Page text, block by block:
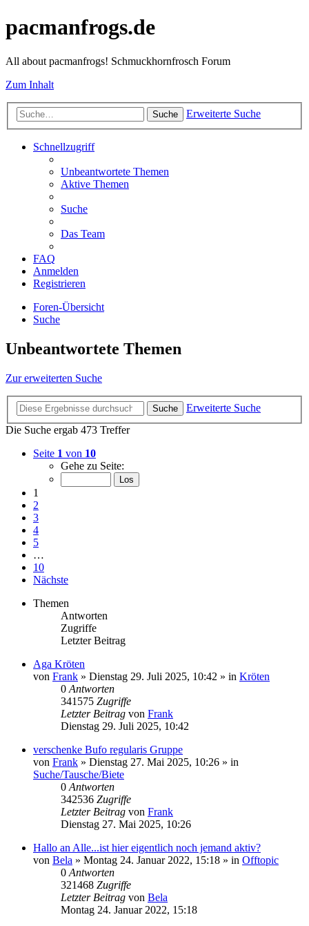
pacmanfrogs.de
All about pacmanfrogs! Schmuckhornfrosch Forum
Zum Inhalt
Suche Erweiterte Suche
Schnellzugriff
Unbeantwortete Themen
Aktive Themen
Suche
Das Team
FAQ
Anmelden
Registrieren
Foren-Übersicht
Suche
Unbeantwortete Themen
Zur erweiterten Suche
Suche
Erweiterte Suche
Die Suche ergab 473 Treffer
Seite 1 von 10
Gehe zu Seite:
1
2
3
4
5
…
10
Nächste
Themen
Antworten
Zugriffe
Letzter Beitrag
Aga Kröten
von Frank » Dienstag 29. Juli 2025, 10:42 » in Kröten
0 Antworten
341575 Zugriffe
Letzter Beitrag von Frank
Dienstag 29. Juli 2025, 10:42
verschenke Bufo regularis Gruppe
von Frank » Dienstag 27. Mai 2025, 10:26 » in
Suche/Tausche/Biete
0 Antworten
342536 Zugriffe
Letzter Beitrag von Frank
Dienstag 27. Mai 2025, 10:26
Hallo an Alle...ist hier eigentlich noch jemand aktiv?
von Bela » Montag 24. Januar 2022, 15:18 » in Offtopic
0 Antworten
321468 Zugriffe
Letzter Beitrag von Bela
Montag 24. Januar 2022, 15:18